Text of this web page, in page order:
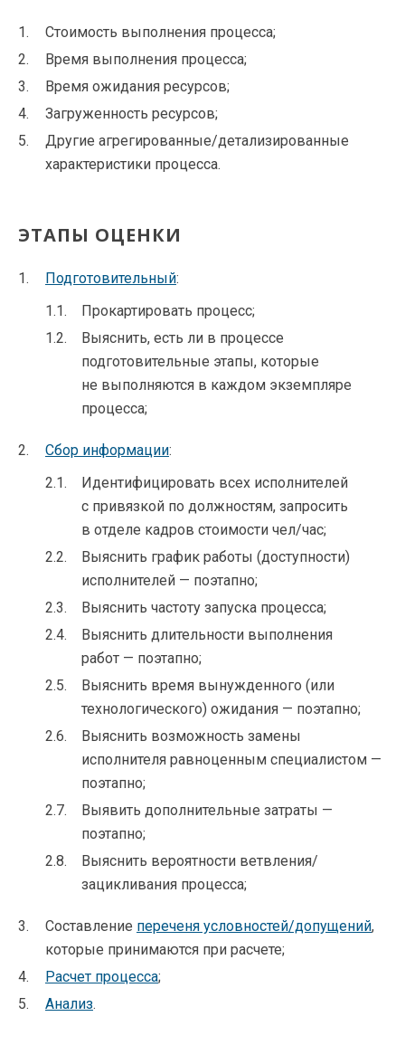
Стоимость выполнения процесса;
Время выполнения процесса;
Время ожидания ресурсов;
Загруженность ресурсов;
Другие агрегированные/детализированные
характеристики процесса.
ЭТАПЫ ОЦЕНКИ
Подготовительный:
Прокартировать процесс;
Выяснить, есть ли в процессе
подготовительные этапы, которые
не выполняются в каждом экземпляре
процесса;
Сбор информации:
Идентифицировать всех исполнителей
с привязкой по должностям, запросить
в отделе кадров стоимости чел/час;
Выяснить график работы (доступности)
исполнителей — поэтапно;
Выяснить частоту запуска процесса;
Выяснить длительности выполнения
работ — поэтапно;
Выяснить время вынужденного (или
технологического) ожидания — поэтапно;
Выяснить возможность замены
исполнителя равноценным специалистом —
поэтапно;
Выявить дополнительные затраты —
поэтапно;
Выяснить вероятности ветвления/
зацикливания процесса;
Составление переченя условностей/допущений,
которые принимаются при расчете;
Расчет процесса;
Анализ.